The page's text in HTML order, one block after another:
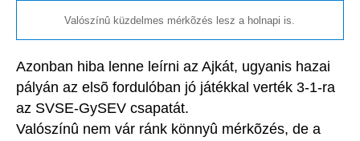
Valószínû küzdelmes mérkõzés lesz a holnapi is.
Azonban hiba lenne leírni az Ajkát, ugyanis hazai
pályán az elsõ fordulóban jó játékkal verték 3-1-ra
az SVSE-GySEV csapatát.
Valószínû nem vár ránk könnyû mérkõzés, de a